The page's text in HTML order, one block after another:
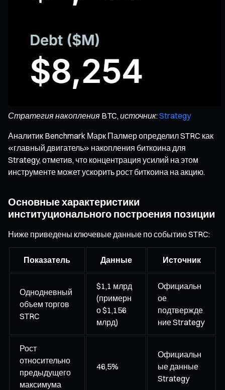
Стратегия накопления BTC, источник:Strategy
Аналитик Benchmark Марк Палмер определил STRC как
«главный двигатель» накопления биткоина для
Strategy, отметив, что концентрация усилий на этом
инструменте может ускорить рост биткоина на акцию.
Основные характеристики
институционального построения позиции
Ниже приведены ключевые данные по событию STRC:
Показатель Данные Источник
Однодневный
объем торгов
STRC
$1,1 млрд
(примерн
о $1,156
млрд)
Официальн
ое
подтвержде
ние Strategy
Рост
относительно
предыдущего
максимума
46,5%
Официальн
ые данные
Strategy